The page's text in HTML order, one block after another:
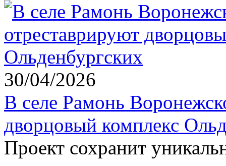
30/04/2026
В селе Рамонь
дворцовый комплекс
Проект сохранит